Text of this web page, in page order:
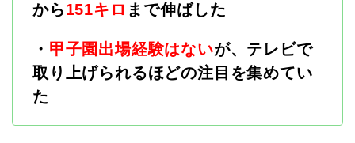
から151キロ まで伸ばした
・ 甲子園出場経験はないが、テレビで
取り上げられるほどの注目を集めてい
た